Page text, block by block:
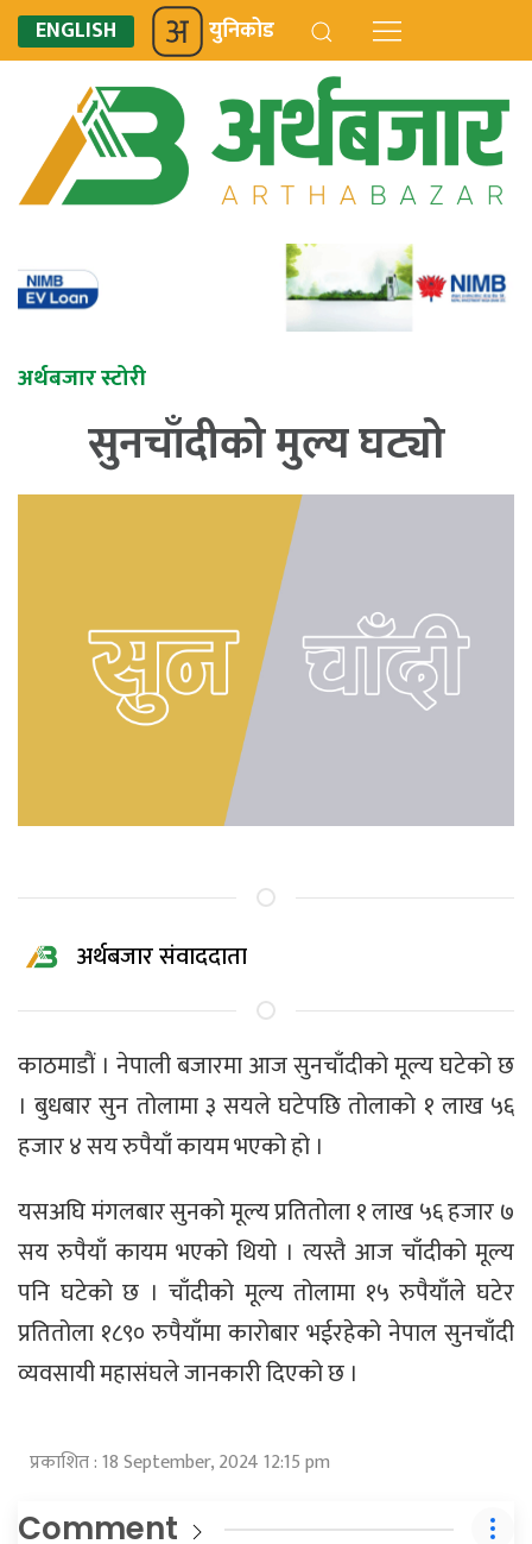
ENGLISH युनिकोड
अर्थबजार स्टोरी
सुनचाँदीको मुल्य घट्यो
अर्थबजार संवाददाता
काठमाडाैं । नेपाली बजारमा आज सुनचाँदीको मूल्य घटेको छ
। बुधबार सुन तोलामा ३ सयले घटेपछि तोलाको १ लाख ५६
हजार ४ सय रुपैयाँ कायम भएको हो ।
यसअघि मंगलबार सुनको मूल्य प्रतितोला १ लाख ५६ हजार ७
सय रुपैयाँ कायम भएको थियो । त्यस्तै आज चाँदीको मूल्य
पनि घटेको छ । चाँदीको मूल्य तोलामा १५ रुपैयाँले घटेर
प्रतितोला १८९० रुपैयाँमा कारोबार भईरहेको नेपाल सुनचाँदी
व्यवसायी महासंघले जानकारी दिएको छ ।
प्रकाशित : 18 September, 2024 12:15 pm
Comment